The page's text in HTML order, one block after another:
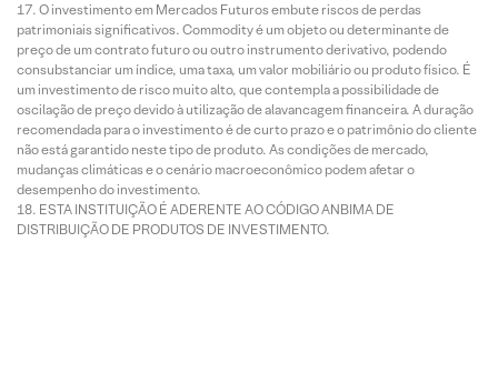
O investimento em Mercados Futuros embute riscos de perdas
patrimoniais significativos. Commodity é um objeto ou determinante de
preço de um contrato futuro ou outro instrumento derivativo, podendo
consubstanciar um índice, uma taxa, um valor mobiliário ou produto físico. É
um investimento de risco muito alto, que contempla a possibilidade de
oscilação de preço devido à utilização de alavancagem financeira. A duração
recomendada para o investimento é de curto prazo e o patrimônio do cliente
não está garantido neste tipo de produto. As condições de mercado,
mudanças climáticas e o cenário macroeconômico podem afetar o
desempenho do investimento.
ESTA INSTITUIÇÃO É ADERENTE AO CÓDIGO ANBIMA DE
DISTRIBUIÇÃO DE PRODUTOS DE INVESTIMENTO.